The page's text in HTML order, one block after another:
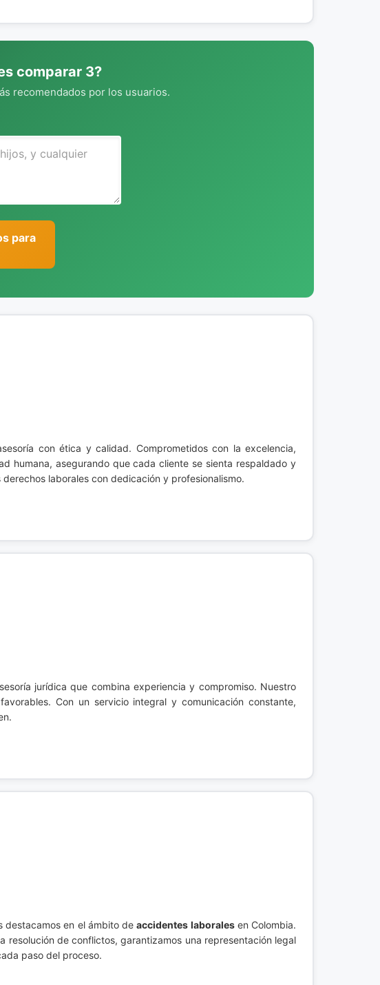
comparar 3?
recomendados por los usuarios.
para
con ética y calidad. Comprometidos con la excelencia,
humana, asegurando que cada cliente se sienta respaldado y
laborales con dedicación y profesionalismo.
jurídica que combina experiencia y compromiso. Nuestro
Con un servicio integral y comunicación constante,
destacamos en el ámbito deaccidentes laboralesen Colombia.
de conflictos, garantizamos una representación legal
paso del proceso.